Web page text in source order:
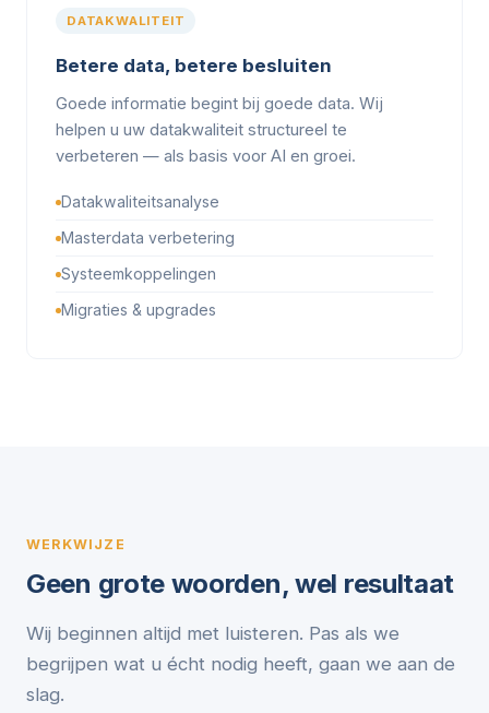
DATAKWALITEIT
Betere data, betere besluiten
Goede informatie begint bij goede data. Wij
helpen u uw datakwaliteit structureel te
verbeteren — als basis voor AI en groei.
Datakwaliteitsanalyse
Masterdata verbetering
Systeemkoppelingen
Migraties & upgrades
WERKWIJZE
Geen grote woorden, wel resultaat
Wij beginnen altijd met luisteren. Pas als we
begrijpen wat u écht nodig heeft, gaan we aan de
slag.